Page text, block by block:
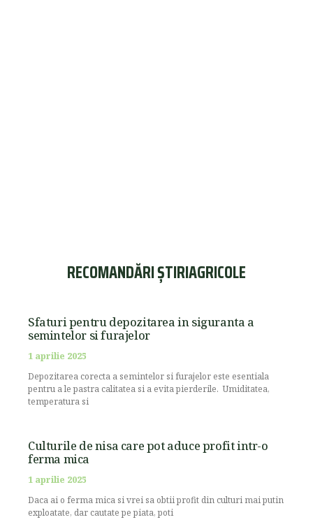
RECOMANDĂRI ȘTIRIAGRICOLE
Sfaturi pentru depozitarea in siguranta a
semintelor si furajelor
1 aprilie 2025
Depozitarea corecta a semintelor si furajelor este esentiala
pentru a le pastra calitatea si a evita pierderile. Umiditatea,
temperatura si
Culturile de nisa care pot aduce profit intr-o
ferma mica
1 aprilie 2025
Daca ai o ferma mica si vrei sa obtii profit din culturi mai putin
exploatate, dar cautate pe piata, poti